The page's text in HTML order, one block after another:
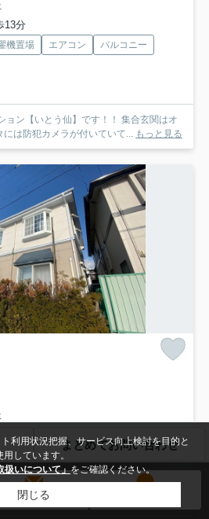
13分
機置場 エアコン
バルコニー
とう仙】です！！ 集合玄関はオ
は防犯カメラが付いていて... もっと見る
20分
機置場 エアコン
まとめてお問い合わせ
メールする
利用状況把握、サービス向上検討を目的と
しています。
扱いについて」をご確認ください。
閉じる